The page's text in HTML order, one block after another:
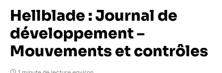
Hellblade : Journal de
développement –
Mouvements et contrôles